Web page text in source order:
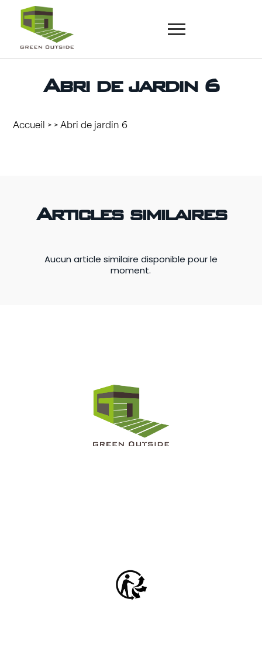
Abri de jardin 6
Accueil > > Abri de jardin 6
Articles similaires
Aucun article similaire disponible pour le
moment.